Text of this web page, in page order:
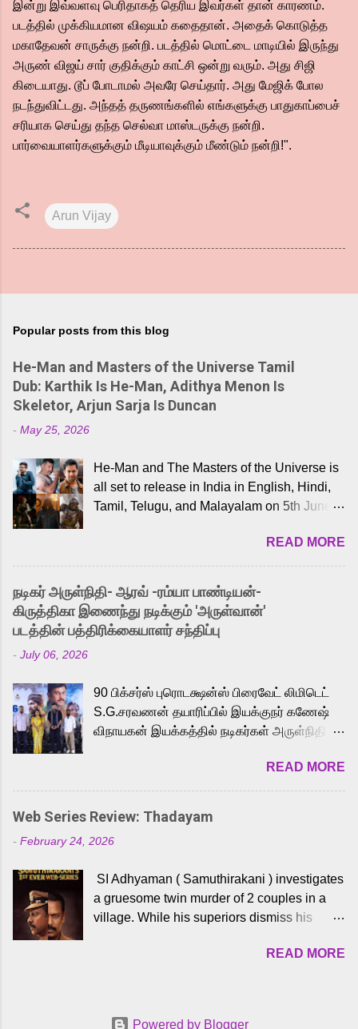
இன்று இவ்வளவு பெரிதாகத் தெரிய இவர்கள் தான் காரணம்.
படத்தில் முக்கியமான விஷயம் கதைதான். அதைக் கொடுத்த
மகாதேவன் சாருக்கு நன்றி. படத்தில் மொட்டை மாடியில் இருந்து
அருண் விஜய் சார் குதிக்கும் காட்சி ஒன்று வரும். அது சிஜி
கிடையாது. டூப் போடாமல் அவரே செய்தார். அது மேஜிக் போல
நடந்துவிட்டது. அந்தத் தருணங்களில் எங்களுக்கு பாதுகாப்பைச்
சரியாக செய்து தந்த செல்வா மாஸ்டருக்கு நன்றி.
பார்வையாளர்களுக்கும் மீடியாவுக்கும் மீண்டும் நன்றி!".
Arun Vijay
Popular posts from this blog
He-Man and Masters of the Universe Tamil
Dub: Karthik Is He-Man, Adithya Menon Is
Skeletor, Arjun Sarja Is Duncan
- May 25, 2026
He-Man and The Masters of the Universe is
all set to release in India in English, Hindi,
Tamil, Telugu, and Malayalam on 5th June,
received a lot of love from cult He-Man fans
and offered audiences an exciting glimpse
into the world of Eternia, the recently
released Tamil trailer has also generated
strong excitement among Tamil audiences.
Adding to the growing buzz is the film’s
to the iconic superhero He-Man. Known for
memorable songs like “Behene De” from
Raavan, “Oru Maalai” from Ghajini, and
loved for his versatile voice and strong
command over multiple languages, making
him a strong fit for the legendary character.
cinema, voices the menacing Skeletor
across the Tamil, Malayalam, and Telugu
versions. Joining them is Action King Arjun...
READ MORE
நடிகர் அருள்நிதி- ஆரவ் -ரம்யா பாண்டியன்-
கிருத்திகா இணைந்து நடிக்கும் 'அருள்வான்'
படத்தின் பத்திரிக்கையாளர் சந்திப்பு
- July 06, 2026
90 பிக்சர்ஸ் புரொடக்ஷன்ஸ் பிரைவேட் லிமிடெட்
S.G.சரவணன் தயாரிப்பில் இயக்குநர் கணேஷ்
விநாயகன் இயக்கத்தில் நடிகர்கள் அருள்நிதி -
முக்கிய வேடத்தில் இணைந்து நடித்திருக்கும்
'அருள்வான்' திரைப்படத்தினை
பத்திரிக்கையாளர் சந்திப்பு சென்னையில்
நடைபெற்றது. இயக்குநர் கணேஷ் விநாயகன்
இயக்கத்தில் உருவாகியுள்ள 'அருள்வான்'
வெங்கட், ரம்யா பாண்டியன், வி டி வி கணேஷ் ,
ஜான் விஜய், பேபி கிருத்திகா, 'பருத்திவீரன்'
சரவணன், ஹரிஷ் உத்தமன் உள்ளிட்ட பலர்
செய்திருக்கும் இந்த திரைப்படத்திற்கு ஜீ. வி.
கவனிக்க.. லாரன்ஸ் கிஷோர் படத் தொகுப்பு
READ MORE
Web Series Review: Thadayam
- February 24, 2026
SI Adhyaman ( Samuthirakani ) investigates
a gruesome twin murder of 2 couples in a
village. While his superiors dismiss his
Sshivada ) believes in him and makes him
READ MORE
Powered by Blogger